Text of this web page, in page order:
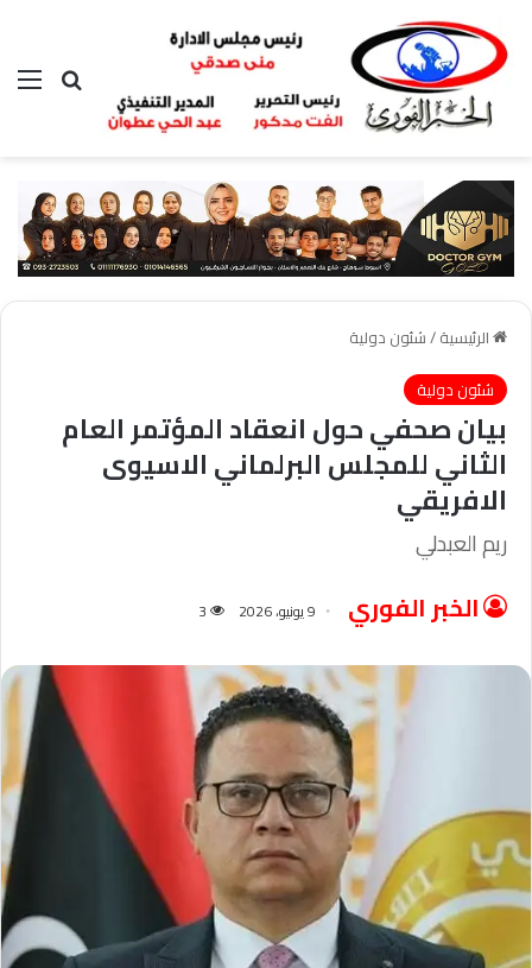
بحث عن
الرئيسية/شئون دولية
شئون دولية
بيان صحفي حول انعقاد المؤتمر العام
الثاني للمجلس البرلماني الاسيوى
الافريقي
ريم العبدلي
الخبر الفوري 9 يونيو، 2026 3